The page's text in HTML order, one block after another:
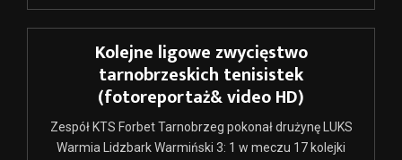
Kolejne ligowe zwycięstwo
tarnobrzeskich tenisistek
(fotoreportaż& video HD)
Zespół KTS Forbet Tarnobrzeg pokonał drużynę LUKS
Warmia Lidzbark Warmiński 3: 1 w meczu 17 kolejki